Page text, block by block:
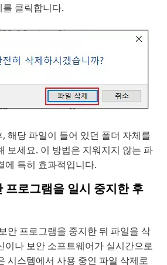
클릭합니다.
해당 파일이 들어 있던 폴더 자체를
보세요. 이 방법은 지워지지 않는 파
에 특히 효과적입니다.
프로그램을 일시 중지한 후
안 프로그램을 중지한 뒤 파일을 삭
이나 보안 소프트웨어가 실시간으로
시스템에서 사용 중인 파일 삭제로